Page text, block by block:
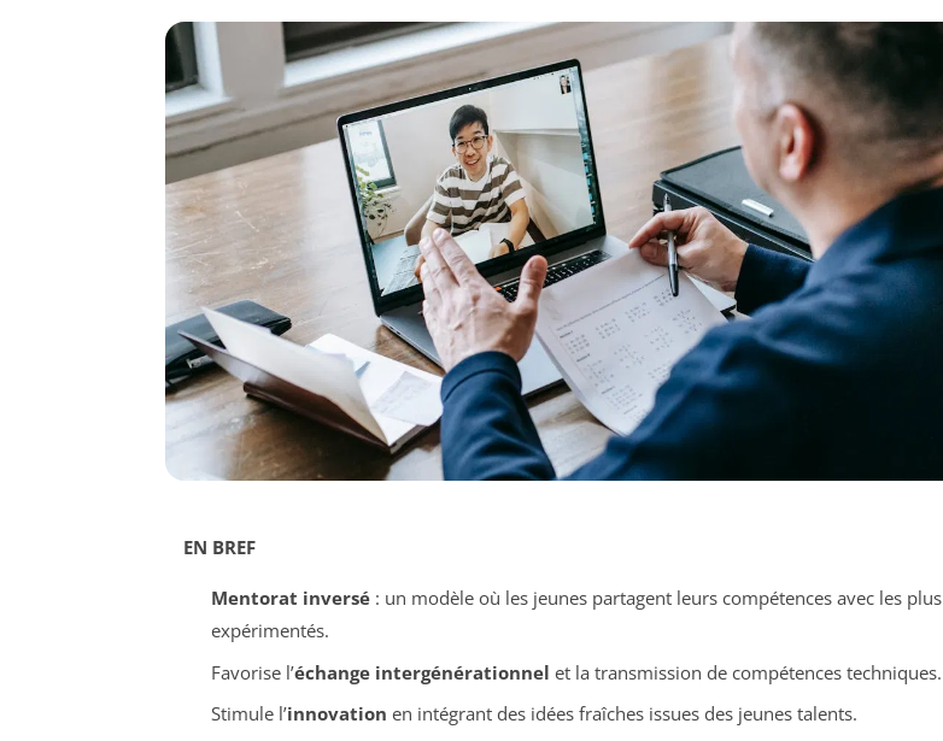
EN BREF
Mentorat inversé: un modèle où les jeunes partagent leurs compétences avec les plus
expérimentés.
Favorise l’échange intergénérationnel et la transmission de compétences techniques.
Stimule l’innovation en intégrant des idées fraîches issues des jeunes talents.